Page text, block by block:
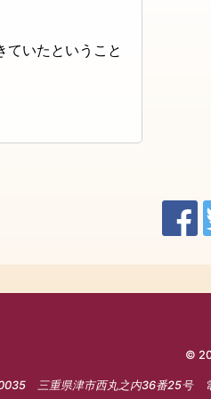
ていたということ
©
三重県津市西丸之内36番25号